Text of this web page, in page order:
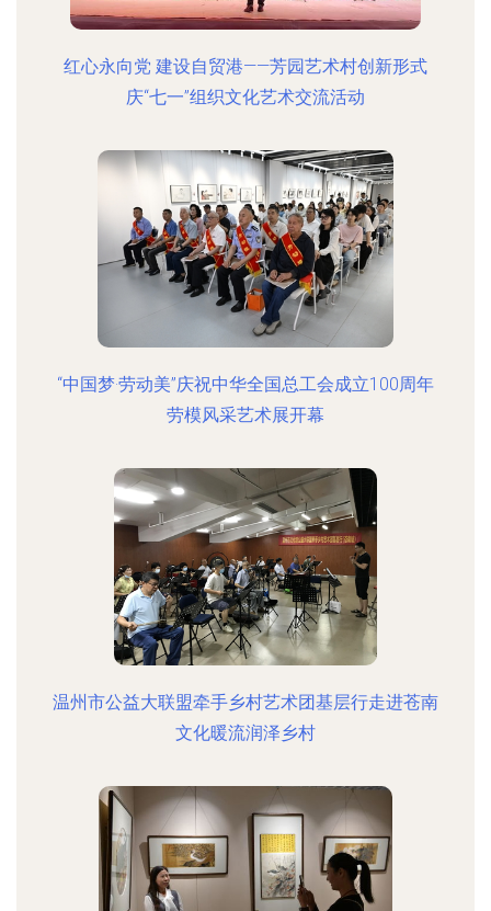
红心永向党 建设自贸港——芳园艺术村创新形式
庆“七一”组织文化艺术交流活动
“中国梦·劳动美”庆祝中华全国总工会成立100周年
劳模风采艺术展开幕
温州市公益大联盟牵手乡村艺术团基层行走进苍南
文化暖流润泽乡村